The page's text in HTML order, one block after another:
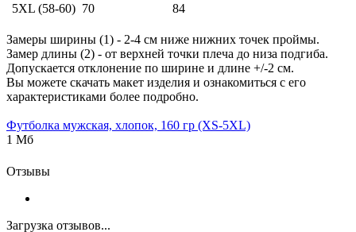
5XL (58-60) 70 84
Замеры ширины (1) - 2-4 см ниже нижних точек проймы.
Замер длины (2) - от верхней точки плеча до низа подгиба.
Допускается отклонение по ширине и длине +/-2 см.
Вы можете скачать макет изделия и ознакомиться с его
характеристиками более подробно.
Футболка мужская, хлопок, 160 гр (XS-5XL)
1 Мб
Отзывы
Загрузка отзывов...